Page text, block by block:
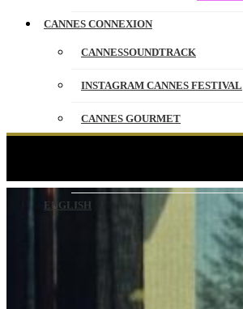
CANNES CONNEXION
CANNESSOUNDTRACK
INSTAGRAM CANNES FESTIVAL
CANNES GOURMET
ENGLISH